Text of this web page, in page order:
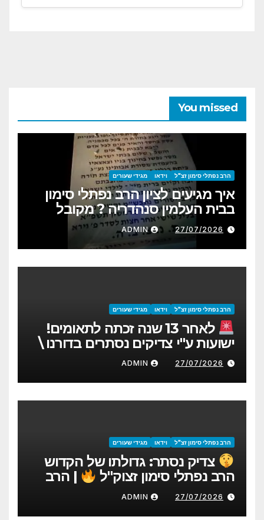
You missed
הרב נפתלי סימון זצ"ל וידאו מגידי שעורים
איך מגיעים לציון הרב נפתלי סימון
בבית העלמין סנהדריה ? מקובל
תמני משרידי דור דעה
27/07/2026
ADMIN
הרב נפתלי סימון זצ"ל וידאו מגידי שעורים
לאחר 13 שנה זכתה לתאומים!
ישועות ע"י צדיקים נסתרים בדורנו \
הרה"צ נפתלי סימון זצ"ל
27/07/2026
ADMIN
הרב נפתלי סימון זצ"ל וידאו מגידי שעורים
צדיק נסתר: גדולתו של הקדוש
הרב נפתלי סימון זצוק"ל
| הרב
יהודה סעדיה
27/07/2026
ADMIN